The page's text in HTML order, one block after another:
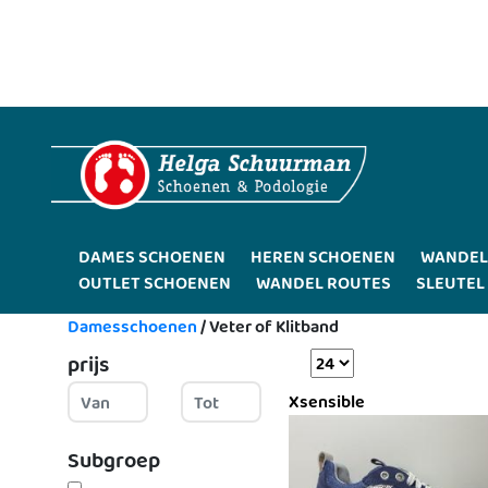
DAMES SCHOENEN HEREN SCHOENEN
OUTLET SCHOENEN
WANDEL ROUTES
Damesschoenen/Veter of Klitband
prijs
Subgroep
Xsensible